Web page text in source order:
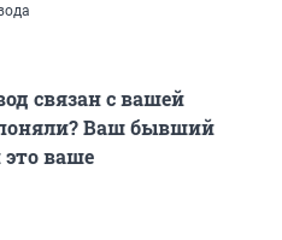
связан с вашей
Ваш бывший
ваше